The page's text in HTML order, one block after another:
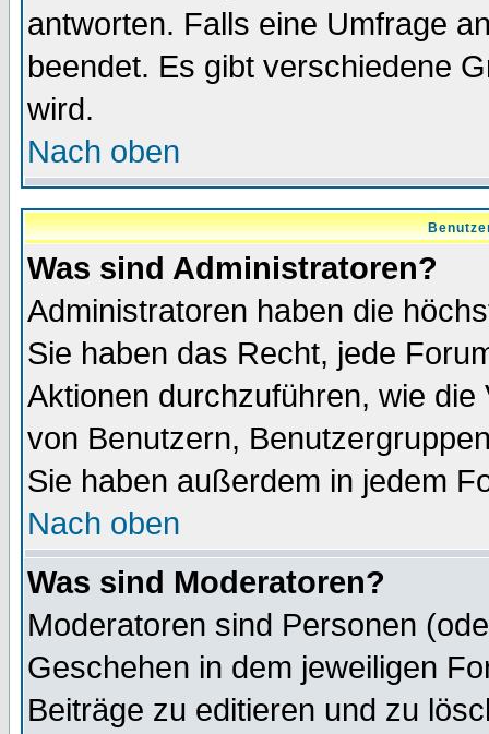
antworten. Falls eine Umfrage
beendet. Es gibt verschiedene
wird.
Nach oben
Was sind Administratoren?
Administratoren haben die
Sie haben das Recht, jede
Aktionen durchzuführen, wie
von Benutzern,
Sie haben außerdem in jedem
Nach oben
Was sind Moderatoren?
Moderatoren sind Personen
Geschehen in dem jeweiligen
Beiträge zu editieren und zu